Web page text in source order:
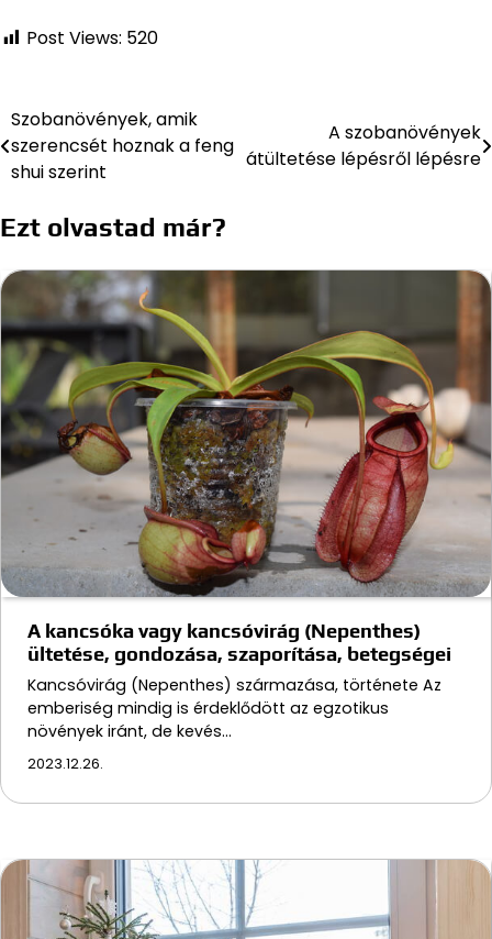
Post Views: 520
Bejegyzés
navigáció
Szobanövények, amik
szerencsét hoznak a feng
shui szerint
A szobanövények
átültetése lépésről lépésre
Ezt olvastad már?
A kancsóka vagy kancsóvirág (Nepenthes)
ültetése, gondozása, szaporítása, betegségei
Kancsóvirág (Nepenthes) származása, története Az
emberiség mindig is érdeklődött az egzotikus
növények iránt, de kevés…
2023.12.26.